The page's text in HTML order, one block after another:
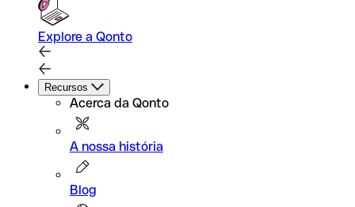
Explore a Qonto
Recursos
Acerca da Qonto
A nossa história
Blog